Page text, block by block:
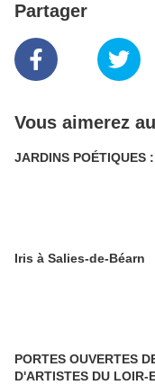
Partager
Vous aimerez
JARDINS POÉTIQUES
Iris à Salies-de-Béarn
PORTES OUVERTES
D'ARTISTES DU LOIR-